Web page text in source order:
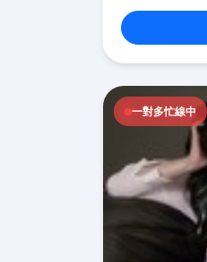
一對多忙線中